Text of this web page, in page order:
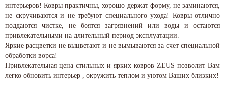
интерьеров! Ковры практичны, хорошо держат форму, не заминаются,
не скручиваются и не требуют специального ухода! Ковры отлично
поддаются чистке, не боятся загрязнений или воды и остаются
привлекательными на длительный период эксплуатации.
Яркие расцветки не выцветают и не вымываются за счет специальной
обработки ворса!
Привлекательная цена стильных и ярких ковров ZEUS позволит Вам
легко обновить интерьер , окружить теплом и уютом Ваших близких!